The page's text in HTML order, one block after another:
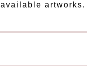
available artworks.